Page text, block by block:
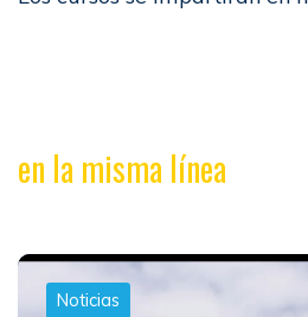
en la misma línea
Noticias